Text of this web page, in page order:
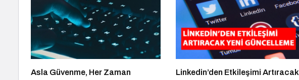
Asla Güvenme, Her Zaman
Linkedin’den Etkileşimi Artıracak